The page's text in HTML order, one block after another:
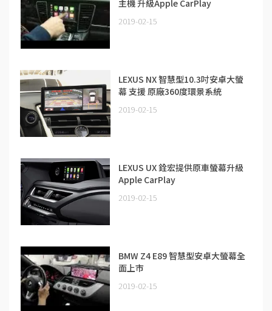
主機 升級Apple CarPlay
2019-02-15
LEXUS NX 智慧型10.3吋安卓大螢
幕 支援 原廠360度環景系統
2019-02-15
LEXUS UX 銓宏提供原車螢幕升級
Apple CarPlay
2019-02-15
BMW Z4 E89 智慧型安卓大螢幕全
面上市
2019-02-15